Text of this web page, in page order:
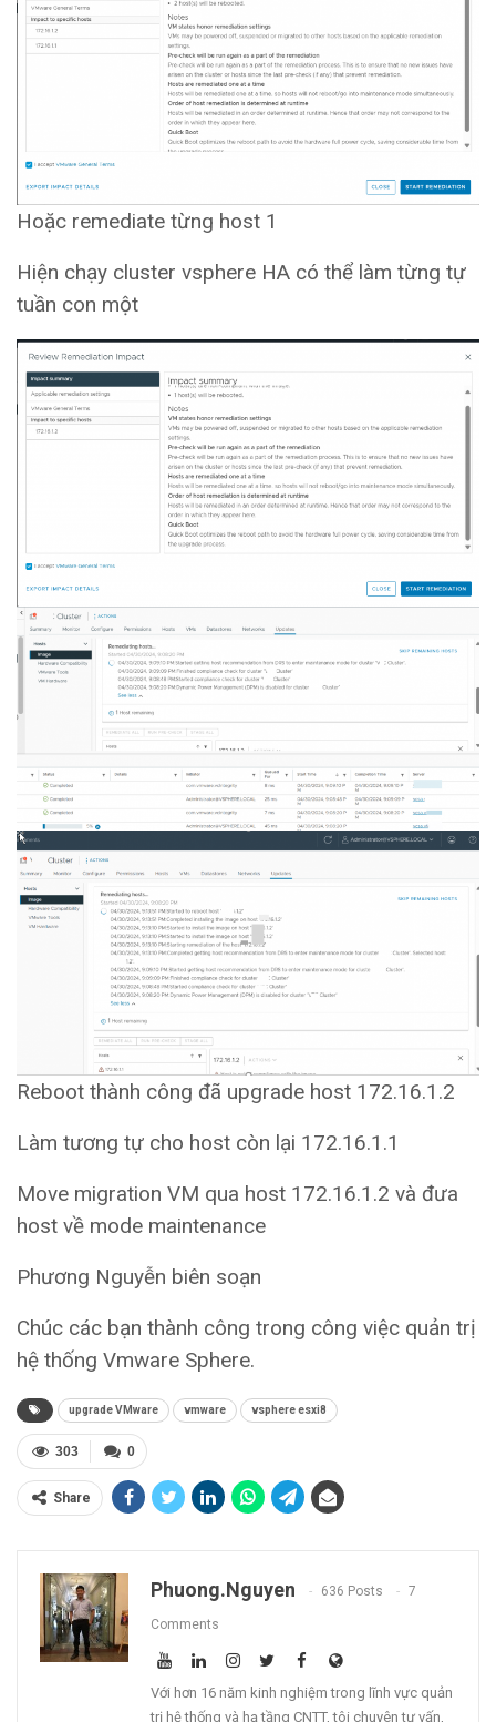
Hoặc remediate từng host 1
Hiện chạy cluster vsphere HA có thể làm từng tự
tuần con một
Reboot thành công đã upgrade host 172.16.1.2
Làm tương tự cho host còn lại 172.16.1.1
Move migration VM qua host 172.16.1.2 và đưa
host về mode maintenance
Phương Nguyễn biên soạn
Chúc các bạn thành công trong công việc quản trị
hệ thống Vmware Sphere.
upgrade VMware vmware vsphere esxi8
0
303
Share
Phuong.nguyen 636 Posts 7
Comments
Với hơn 16 năm kinh nghiệm trong lĩnh vực quản
trị hệ thống và hạ tầng CNTT, tôi chuyên tư vấn,